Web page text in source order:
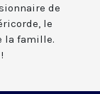
de
le
la famille.